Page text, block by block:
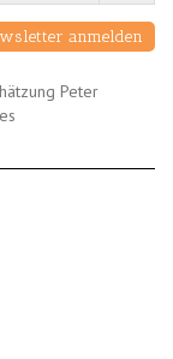
anmelden
Peter